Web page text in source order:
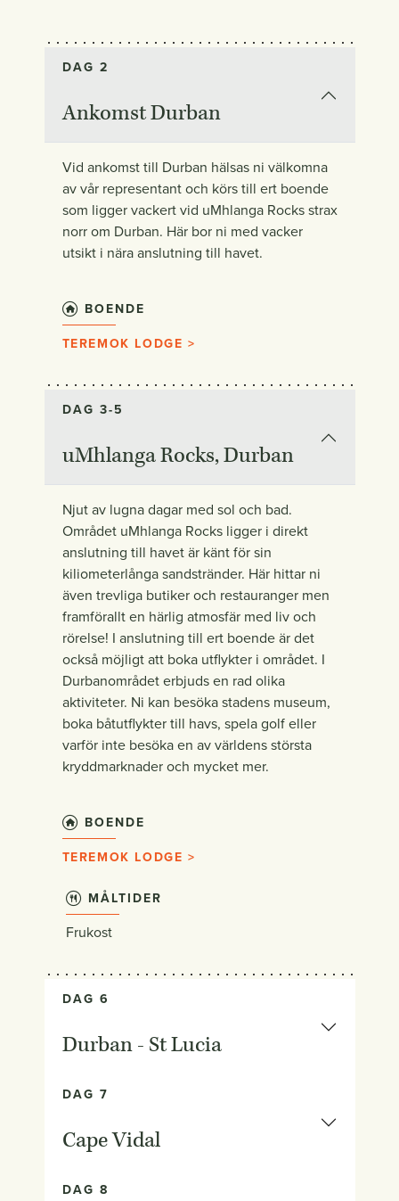
DAG 2
Ankomst Durban
Vid ankomst till Durban hälsas ni välkomna
av vår representant och körs till ert boende
som ligger vackert vid uMhlanga Rocks strax
norr om Durban. Här bor ni med vacker
utsikt i nära anslutning till havet.
BOENDE
TEREMOK LODGE >
DAG 3-5
uMhlanga Rocks, Durban
Njut av lugna dagar med sol och bad.
Området uMhlanga Rocks ligger i direkt
anslutning till havet är känt för sin
kiliometerlånga sandstränder. Här hittar ni
även trevliga butiker och restauranger men
framförallt en härlig atmosfär med liv och
rörelse! I anslutning till ert boende är det
också möjligt att boka utflykter i området. I
Durbanområdet erbjuds en rad olika
aktiviteter. Ni kan besöka stadens museum,
boka båtutflykter till havs, spela golf eller
varför inte besöka en av världens största
kryddmarknader och mycket mer.
BOENDE
TEREMOK LODGE >
MÅLTIDER
Frukost
DAG 6
Durban - St Lucia
DAG 7
Cape Vidal
DAG 8